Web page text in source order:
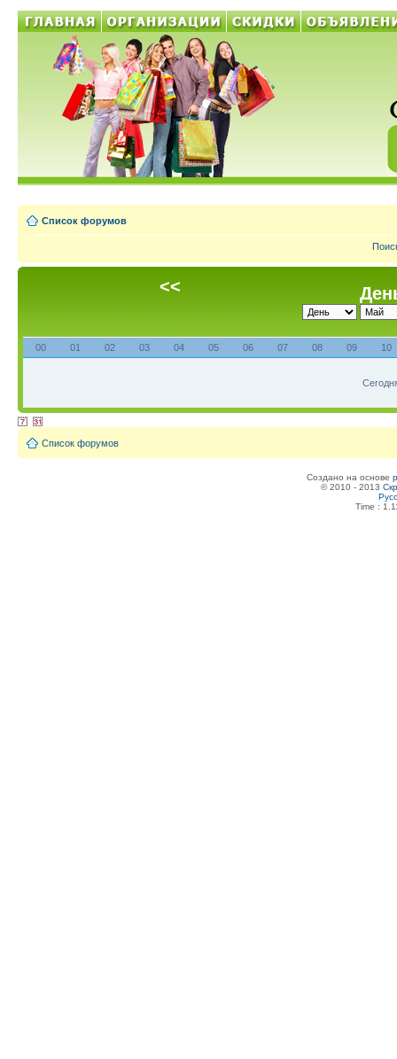
Список форумов
<<
00 01 02 03 04 05 06 07 08 09 10
Список форумов
Создано на основе
© 2010 - 2013
Time :